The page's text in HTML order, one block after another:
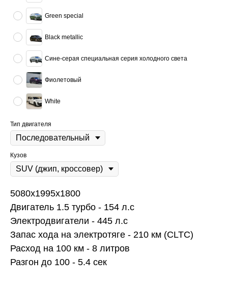
Green special
Black metallic
Сине-серая специальная серия холодного света
Фиолетовый
White
Тип двигателя
Кузов
5080x1995x1800
Двигатель 1.5 турбо - 154 л.с
Электродвигатели - 445 л.с
Запас хода на электротяге - 210 км (CLTC)
Расход на 100 км - 8 литров
Разгон до 100 - 5.4 сек